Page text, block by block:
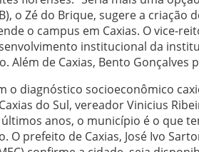
o Zé do Brique, sugere a criação
o campus em Caxias. O vice-
institucional da
Além de Caxias, Bento Gonçalves
diagnóstico socioeconômico
do Sul, vereador Vinicius
anos, o município é o que
O prefeito de Caxias, José Ivo